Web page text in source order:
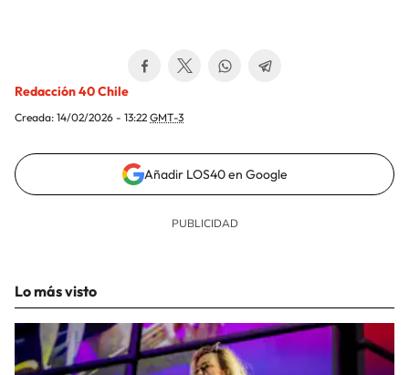
Redacción 40 Chile
Creada: 14/02/2026 - 13:22 GMT-3
Añadir LOS40 en Google
Lo más visto